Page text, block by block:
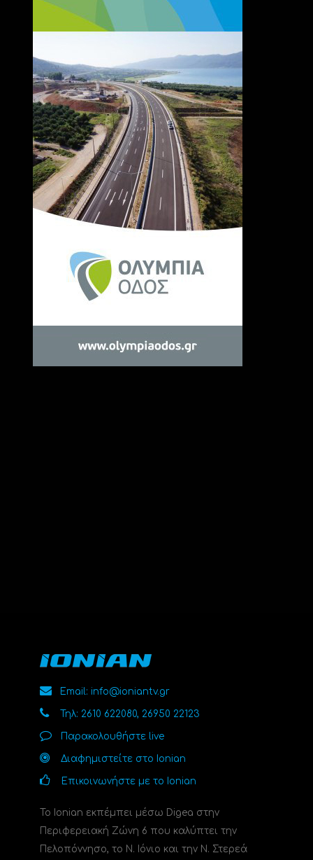
Email: info@ioniantv.gr
Τηλ: 2610 622080, 26950 22123
Παρακολουθήστε live
Διαφημιστείτε στο Ionian
Επικοινωνήστε με το Ionian
Το Ionian εκπέμπει μέσω Digea στην
Περιφερειακή Ζώνη 6 που καλύπτει την
Πελοπόννησο, το N. Ιόνιο και την Ν. Στερεά